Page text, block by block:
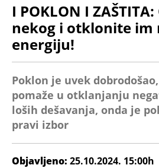
I POKLON I
nekog i otklonite im
energiju!
Poklon je uvek
pomaže u otklanjanju
loših dešavanja, onda je
pravi izbor
Objavljeno: 25.10.2024. 15:00h